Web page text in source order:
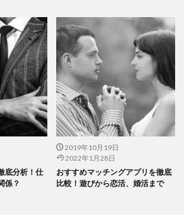
底分析！仕
係？
2019年10月19日
2022年1月28日
おすすめマッチングアプリを徹底
比較！遊びから恋活、婚活まで